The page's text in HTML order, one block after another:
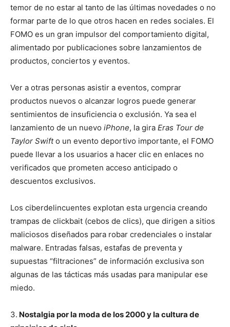
temor de no estar al tanto de las últimas novedades o no
formar parte de lo que otros hacen en redes sociales. El
FOMO es un gran impulsor del comportamiento digital,
alimentado por publicaciones sobre lanzamientos de
productos, conciertos y eventos.
Ver a otras personas asistir a eventos, comprar
productos nuevos o alcanzar logros puede generar
sentimientos de insuficiencia o exclusión. Ya sea el
lanzamiento de un nuevo iPhone, la gira Eras Tour de
Taylor Swifto un evento deportivo importante, el FOMO
puede llevar a los usuarios a hacer clic en enlaces no
verificados que prometen acceso anticipado o
descuentos exclusivos.
Los ciberdelincuentes explotan esta urgencia creando
trampas de clickbait (cebos de clics), que dirigen a sitios
maliciosos diseñados para robar credenciales o instalar
malware. Entradas falsas, estafas de preventa y
supuestas “filtraciones” de información exclusiva son
algunas de las tácticas más usadas para manipular ese
miedo.
3. Nostalgia por la moda de los 2000 y la cultura de